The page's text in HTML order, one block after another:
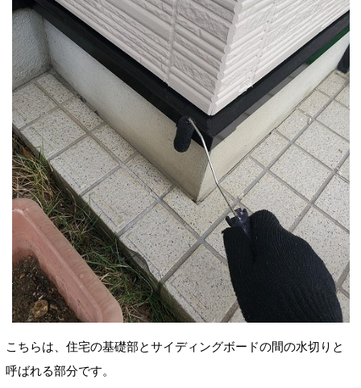
こちらは、住宅の基礎部とサイディングボードの間の水切りと
呼ばれる部分です。